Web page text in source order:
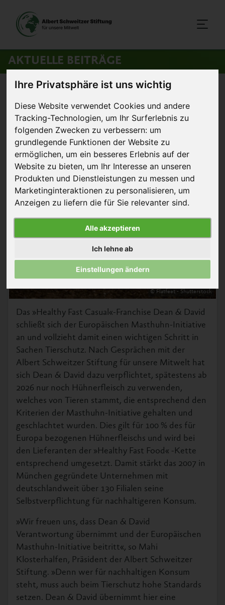
Ihre Privatsphäre ist uns wichtig
Diese Website verwendet Cookies und andere
Tracking-Technologien, um Ihr Surferlebnis zu
folgenden Zwecken zu verbessern: um
grundlegende Funktionen der Website zu
ermöglichen, um ein besseres Erlebnis auf der
Website zu bieten, um Ihr Interesse an unseren
Produkten und Dienstleistungen zu messen und
Marketinginteraktionen zu personalisieren, um
Anzeigen zu liefern die für Sie relevanter sind.
Alle akzeptieren
Ich lehne ab
Einstellungen ändern
AKTUELLE BEITRÄGE
Startseite > Aktuelles>Dean & David hebt Masthuhn-Standards an
22. April 2020 Pressemitteilung
Dean & David hebt Masthuhn-
Standards an
© Flatfeet - Shutterstock
Das »Healthy Fast Casual«-Franchise Dean & David
schließt sich der Europäischen Masthuhn-Initiative
an und vollzieht damit einen wichtigen Schritt in
Sachen Tierschutz. Nach Gesprächen mit der
Albert Schweitzer Stiftung für unsere Mitwelt hat
sich Dean & David dazu verpflichtet, spätestens ab
2026 nur noch Hühnerfleisch zu verwenden,
welches von Tieren stammt, die entsprechend den
Kriterien der Masthuhn-Initiative gehalten und
geschlachtet wurden. Dies gilt für 100 % des für
Europa bezogenen Hühnerfleischs und wird bei
den Lieferanten der »Healthy Fast Food« -Kette
entsprechend umgesetzt. Damit stärkt das 2007 in
München gegründete Unternehmen mit
deutschlandweit über 130 Filialen seine
Selbstverpflichtung für nachhaltigeren Konsum.
»Wir freuen uns, dass Dean & David
Verantwortung übernimmt und der Europäischen
Masthuhn-Initiative beitritt«, so Mahi
Klosterhalfen, Präsident der Albert Schweitzer
Stiftung. »Denn wer für nachhaltigen Konsum
steht, muss auch beim Tierschutz hohe Standards
setzen. Dean & David übernimmt hier eine